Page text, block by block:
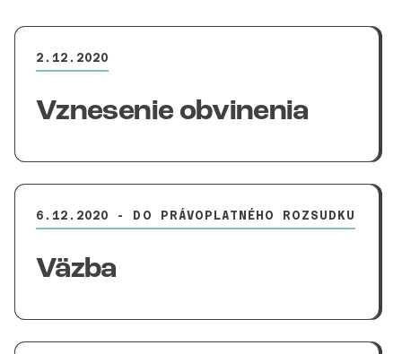
2.12.2020
Vznesenie obvinenia
6.12.2020 - DO PRÁVOPLATNÉHO ROZSUDKU
Väzba